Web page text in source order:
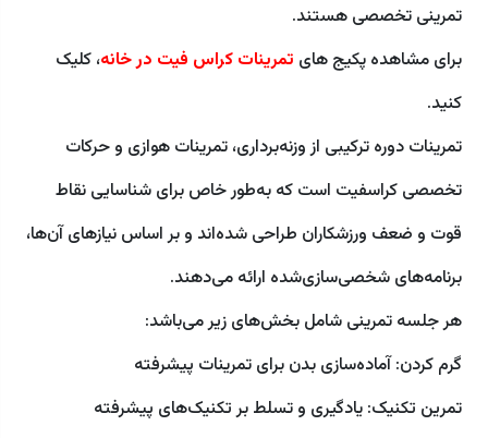
تمرینی تخصصی هستند.
برای مشاهده پکیج های تمرینات کراس فیت در خانه، کلیک
کنید.
تمرینات دوره ترکیبی از وزنه‌برداری، تمرینات هوازی و حرکات
تخصصی کراسفیت است که به‌طور خاص برای شناسایی نقاط
قوت و ضعف ورزشکاران طراحی شده‌اند و بر اساس نیازهای آن‌ها،
برنامه‌های شخصی‌سازی‌شده ارائه می‌دهند.
هر جلسه تمرینی شامل بخش‌های زیر می‌باشد:
گرم کردن: آماده‌سازی بدن برای تمرینات پیشرفته
تمرین تکنیک: یادگیری و تسلط بر تکنیک‌های پیشرفته